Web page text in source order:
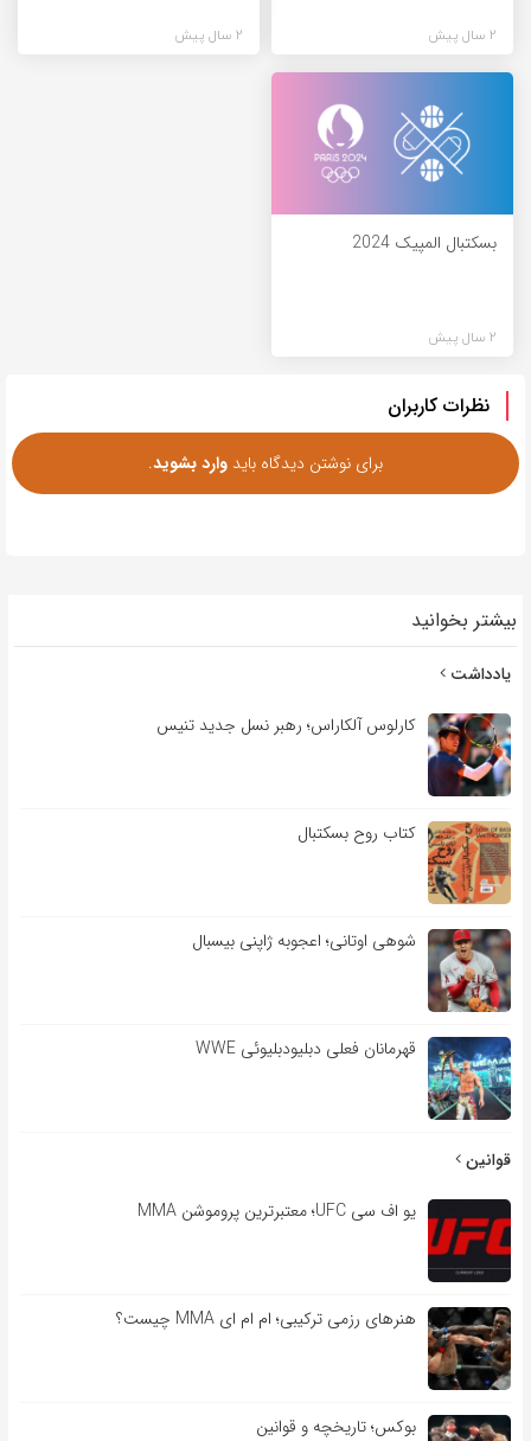
2 سال پیش 2 سال پیش
بسکتبال المپیک 2024
2 سال پیش
نظرات کاربران
برای نوشتن دیدگاه باید وارد بشوید.
بیشتر بخوانید
یادداشت
کارلوس آلکاراس؛ رهبر نسل جدید تنیس
کتاب روح بسکتبال
شوهی اوتانی؛ اعجوبه ژاپنی بیسبال
قهرمانان فعلی دبلیودبلیوئی WWE
قوانین
یو اف سی UFC؛ معتبرترین پروموشن MMA
هنرهای رزمی ترکیبی؛ ام ام ای MMA چیست؟
بوکس؛ تاریخچه و قوانین